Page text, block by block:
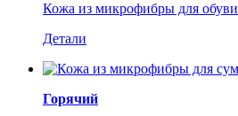
Кожа из микрофибры для обуви
Детали
Горячий